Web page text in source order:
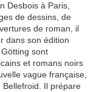
Desbois à Paris,
de dessins, de
de roman, il
dans son édition
sont
et romans noirs
vague française,
Bellefroid. Il prépare